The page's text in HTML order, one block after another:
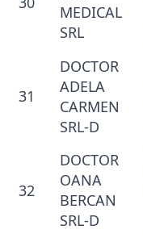
MEDICAL
SRL
31
DOCTOR
ADELA
CARMEN
SRL-D
32
DOCTOR
OANA
BERCAN
SRL-D